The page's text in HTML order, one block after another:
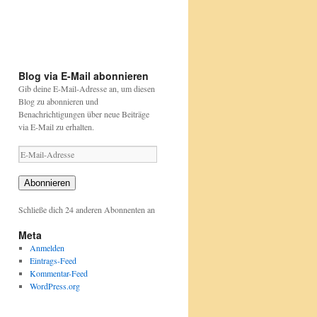
gartenvoegel/index.html gartenvoegel/
Blog via E-Mail abonnieren
Gib deine E-Mail-Adresse an, um diesen
Blog zu abonnieren und
Benachrichtigungen über neue Beiträge
via E-Mail zu erhalten.
E-
Mail-
Adresse
Abonnieren
Schließe dich 24 anderen Abonnenten an
Meta
Anmelden
Eintrags-Feed
Kommentar-Feed
WordPress.org